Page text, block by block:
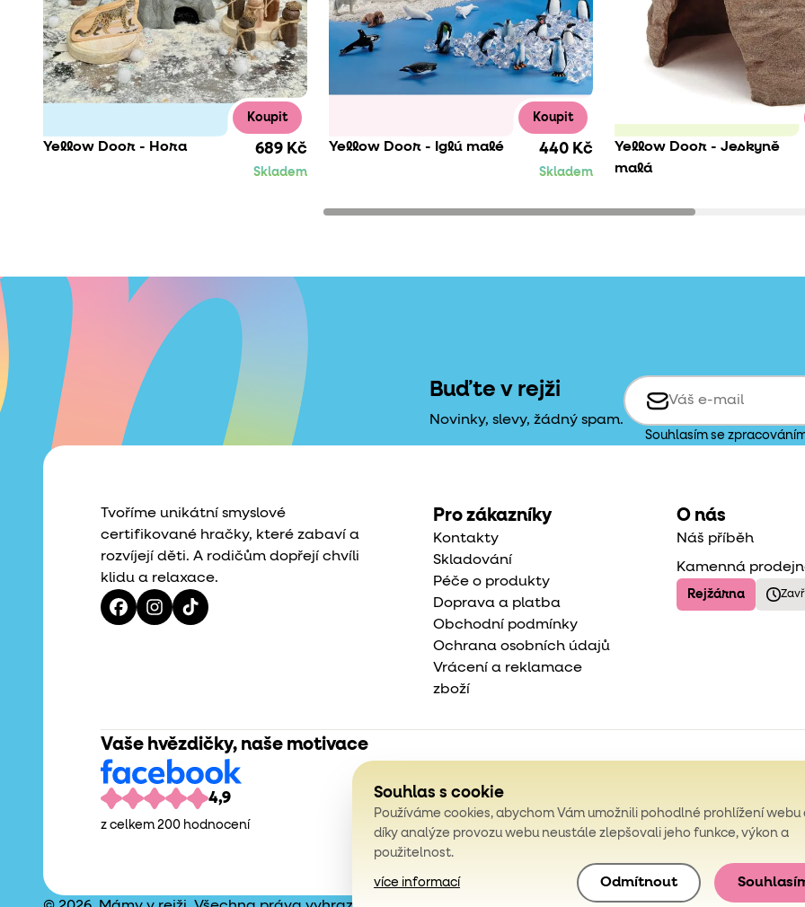
Koupit
Yellow Door - Hora 689 Kč
Skladem
Koupit
Yellow Door - Iglú malé 440 Kč
Skladem
Yellow Door - Jeskyně
malá
Buďte v rejži
Novinky, slevy, žádný spam.
Souhlasím se
Tvoříme unikátní smyslové
certifikované hračky, které zabaví a
rozvíjejí děti. A rodičům dopřejí chvíli
klidu a relaxace.
Pro zákazníky
Kontakty
Skladování
Péče o produkty
Doprava a platba
Obchodní podmínky
Ochrana osobních údajů
Vrácení a reklamace
zboží
O nás
Náš příběh
Kamenná
Rejžárna
Vaše hvězdičky, naše motivace
4,9
z celkem 200 hodnocení
Souhlas s cookie
Používáme cookies, abychom Vám umožnili pohodlné prohlížení webu
díky analýze provozu webu neustále zlepšovali jeho funkce, výkon a
použitelnost.
více informací Odmítnout